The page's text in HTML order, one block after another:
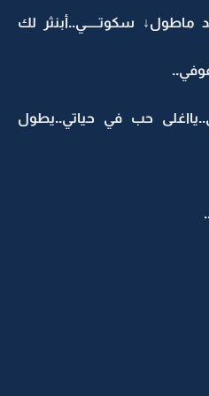
سكوتـــــي..أبنثر لك
حب في حياتي..يطول